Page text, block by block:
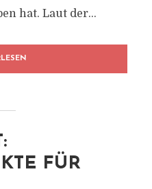
hat. Laut der...
FÜR